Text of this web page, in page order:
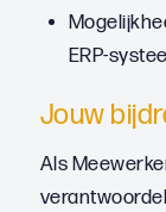
ERP-
Jouw
Als